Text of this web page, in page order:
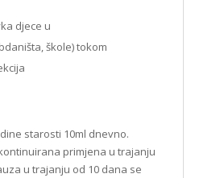
djece u
škole) tokom
starosti 10ml dnevno.
primjena u trajanju
u trajanju od 10 dana se